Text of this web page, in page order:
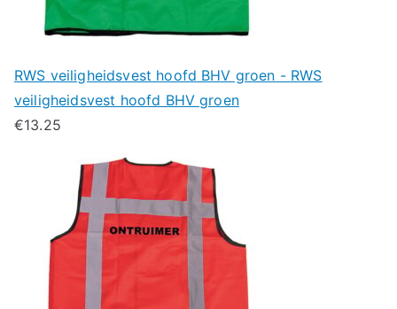
RWS veiligheidsvest hoofd BHV groen - RWS
veiligheidsvest hoofd BHV groen
€13.25